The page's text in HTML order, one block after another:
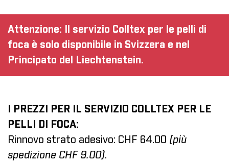
Attenzione: Il servizio Colltex per le pelli di
foca è solo disponibile in Svizzera e nel
Principato del Liechtenstein.
I PREZZI PER IL SERVIZIO COLLTEX PER LE
PELLI DI FOCA:
Rinnovo strato adesivo: CHF 64.00 (più
spedizione CHF 9.00).